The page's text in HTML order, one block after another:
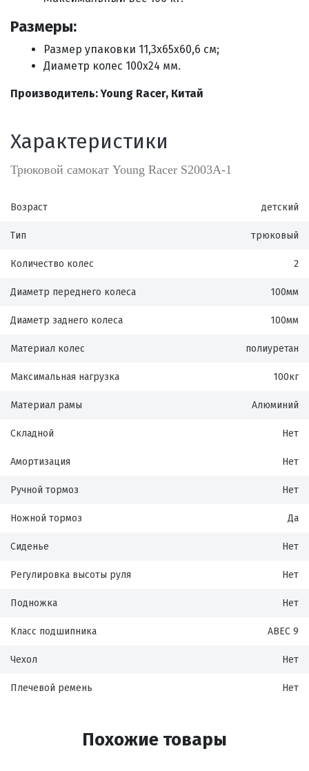
Размеры:
Размер упаковки 11,3х65х60,6 см;
Диаметр колес 100х24 мм.
Производитель: Young Racer, Китай
Характеристики
Трюковой самокат Young Racer S2003A-1
Возраст детский
Тип трюковый
Количество колес 2
Диаметр переднего колеса 100мм
Диаметр заднего колеса 100мм
Материал колес полиуретан
Максимальная нагрузка 100кг
Материал рамы Алюминий
Складной Нет
Амортизация Нет
Ручной тормоз Нет
Ножной тормоз Да
Сиденье Нет
Регулировка высоты руля Нет
Подножка Нет
Класс подшипника ABEC 9
Чехол Нет
Плечевой ремень Нет
Похожие товары